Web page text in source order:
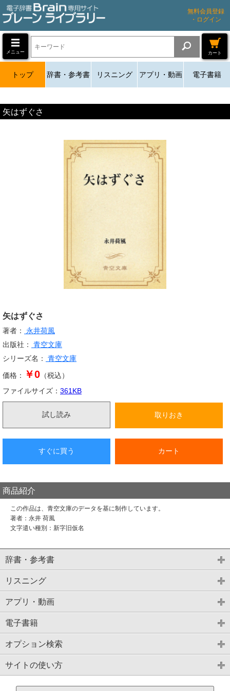
無料会員登録
・ログイン
メニュー カート
トップ 辞書・参考書 リスニング アプリ・動画 電子書籍
矢はずぐさ
矢はずぐさ
著者：
永井荷風
出版社：
青空文庫
シリーズ名：
青空文庫
価格： ￥0 （税込）
ファイルサイズ： 361 KB
試し読み 取りおき
すぐに買う カート
商品紹介
この作品は、青空文庫のデータを基に制作しています。
著者：永井 荷風
文字遣い種別：新字旧仮名
辞書・参考書
リスニング
アプリ・動画
電子書籍
オプション検索
サイトの使い方